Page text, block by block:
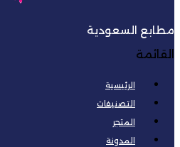
مطابع السعودية
القائمة
الرئيسية
التصنيفات
المتجر
المدونة